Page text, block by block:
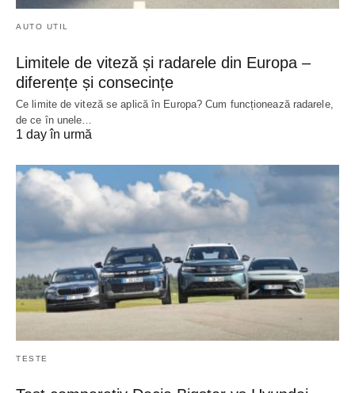
AUTO UTIL
Limitele de viteză și radarele din Europa –
diferențe și consecințe
Ce limite de viteză se aplică în Europa? Cum funcționează radarele,
de ce în unele…
1 day în urmă
TESTE